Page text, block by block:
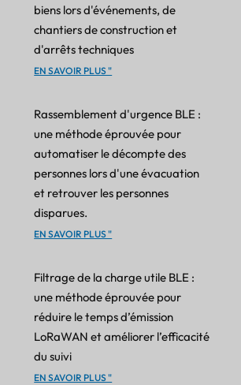
biens lors d'événements, de
chantiers de construction et
d'arrêts techniques
EN SAVOIR PLUS "
Rassemblement d'urgence BLE :
une méthode éprouvée pour
automatiser le décompte des
personnes lors d'une évacuation
et retrouver les personnes
disparues.
EN SAVOIR PLUS "
Filtrage de la charge utile BLE :
une méthode éprouvée pour
réduire le temps d’émission
LoRaWAN et améliorer l’efficacité
du suivi
EN SAVOIR PLUS "